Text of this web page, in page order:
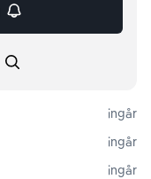
ingår
ingår
ingår